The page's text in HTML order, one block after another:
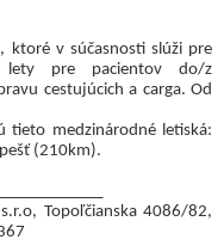
ktoré v súčasnosti slúži pre
lety pre pacientov do/z
cestujúcich a carga. Od
tieto medzinárodné letiská:
(210km).
Topoľčianska 4086/82,